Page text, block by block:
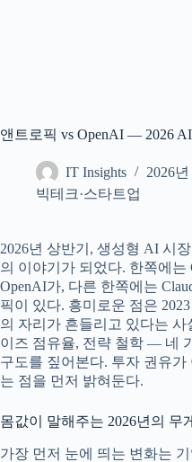
앤트로픽 vs OpenAI — 2026
IT Insights
2026
빅테크·스타트업
2026년 상반기, 생성형 AI 시
의 이야기가 되었다. 한쪽에는
OpenAI가, 다른 한쪽에는
픽이 있다. 흥미로운 점은
의 자리가 흔들리고 있다는
이즈 점유율, 전략 철학 — 네
구도를 짚어본다. 투자 권유
는 점을 먼저 밝혀둔다.
몸값이 말해주는 2026년의 무
가장 먼저 눈에 띄는 변화는